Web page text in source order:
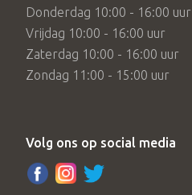
Donderdag 10:00 - 16:00 uur
Vrijdag 10:00 - 16:00 uur
Zaterdag 10:00 - 16:00 uur
Zondag 11:00 - 15:00 uur
Volg ons op social media